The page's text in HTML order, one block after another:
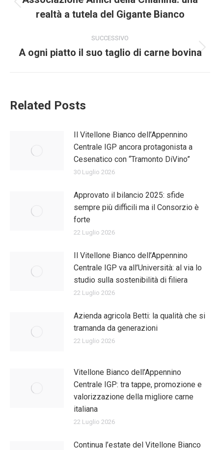
post
precedente:
realtà a tutela del Gigante Bianco
SUCCESSIVO
Prossimo
A ogni piatto il suo taglio di carne bovina
Related Posts
Il Vitellone Bianco dell’Appennino
Centrale IGP ancora protagonista a
Cesenatico con “Tramonto DiVino”
30 Luglio 2026
Approvato il bilancio 2025: sfide
sempre più difficili ma il Consorzio è
forte
22 Luglio 2026
Il Vitellone Bianco dell’Appennino
Centrale IGP va all’Università: al via lo
studio sulla sostenibilità di filiera
22 Luglio 2026
Azienda agricola Betti: la qualità che si
tramanda da generazioni
22 Luglio 2026
Vitellone Bianco dell’Appennino
Centrale IGP: tra tappe, promozione e
valorizzazione della migliore carne
italiana
22 Luglio 2026
Continua l’estate del Vitellone Bianco